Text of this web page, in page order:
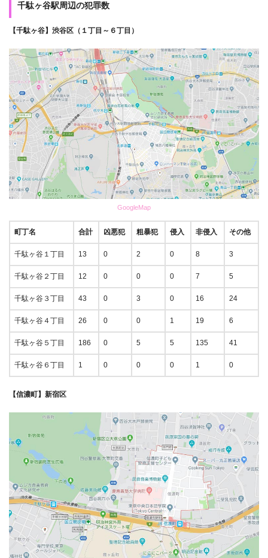
千駄ヶ谷駅周辺の犯罪数
【千駄ヶ谷】渋谷区（１丁目～６丁目）
GoogleMap
町丁名 合計 凶悪犯 粗暴犯 侵入 非侵入 その他
千駄ヶ谷１丁目 13 0 2 0 8 3
千駄ヶ谷２丁目 12 0 0 0 7 5
千駄ヶ谷３丁目 43 0 3 0 16 24
千駄ヶ谷４丁目 26 0 0 1 19 6
千駄ヶ谷５丁目 186 0 5 5 135 41
千駄ヶ谷６丁目 1 0 0 0 1 0
【信濃町】新宿区